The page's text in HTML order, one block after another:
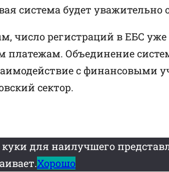
система будет
число регистраций в ЕБС
платежам. Объединение
с финансовыми
сектор.
для наилучшего
Хорошо